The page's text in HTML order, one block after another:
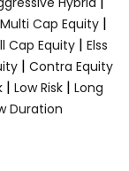
Multi Cap Equity |
Cap Equity | Elss
| Contra Equity
| Low Risk | Long
Duration